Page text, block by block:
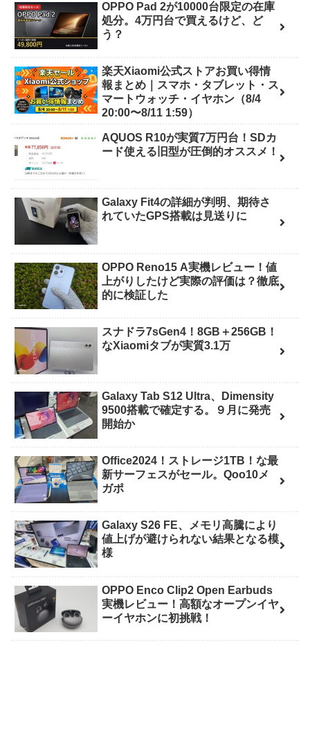
OPPO Pad 2が10000台限定の在庫
処分。4万円台で買えるけど、ど
う？
楽天Xiaomi公式ストアお買い得情
報まとめ｜スマホ・タブレット・ス
マートウォッチ・イヤホン（8/4
20:00〜8/11 1:59）
AQUOS R10が実質7万円台！SDカ
ード使える旧型が圧倒的オススメ！
Galaxy Fit4の詳細が判明、期待さ
れていたGPS搭載は見送りに
OPPO Reno15 A実機レビュー！値
上がりしたけど実際の評価は？徹底
的に検証した
スナドラ7sGen4！8GB＋256GB！
なXiaomiタブが実質3.1万
Galaxy Tab S12 Ultra、Dimensity
9500搭載で確定する。９月に発売
開始か
Office2024！ストレージ1TB！な最
新サーフェスがセール。Qoo10メ
ガポ
Galaxy S26 FE、メモリ高騰により
値上げが避けられない結果となる模
様
OPPO Enco Clip2 Open Earbuds
実機レビュー！高額なオープンイヤ
ーイヤホンに初挑戦！